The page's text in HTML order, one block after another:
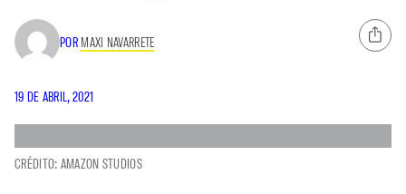
POR MAXI NAVARRETE
19 DE ABRIL, 2021
CRÉDITO: AMAZON STUDIOS